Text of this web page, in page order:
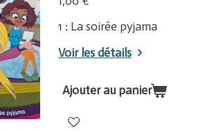
1 : La soirée pyjama
Voir les détails
Ajouter au panier